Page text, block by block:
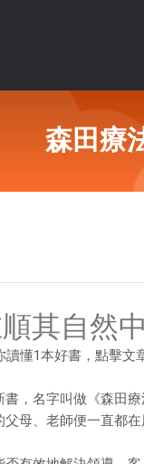
森田療
其自然
懂1本好書，點擊文
，名字叫做《森田療
母、老師便一直都